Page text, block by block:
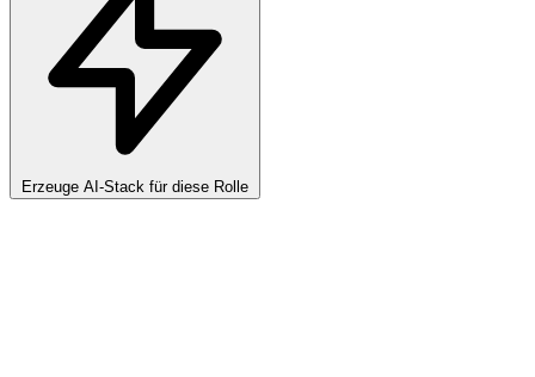
Erzeuge AI-Stack für diese Rolle